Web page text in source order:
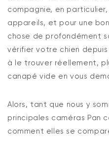
compagnie, en
appareils, et pour une
chose de profondément
vérifier votre chien
à le trouver réellement,
canapé vide en vous
Alors, tant que nous y
principales caméras Pan
comment elles se